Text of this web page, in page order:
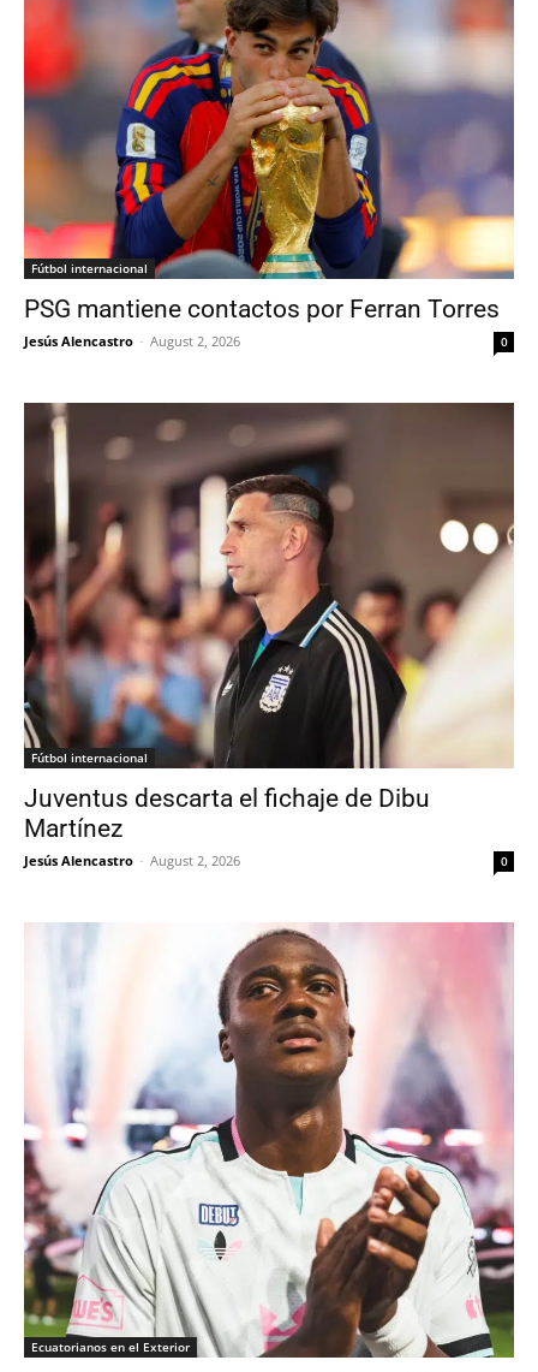
Fútbol internacional
PSG mantiene contactos por Ferran Torres
Jesús Alencastro - August 2, 2026 0
Fútbol internacional
Juventus descarta el fichaje de Dibu
Martínez
Jesús Alencastro - August 2, 2026 0
Ecuatorianos en el Exterior